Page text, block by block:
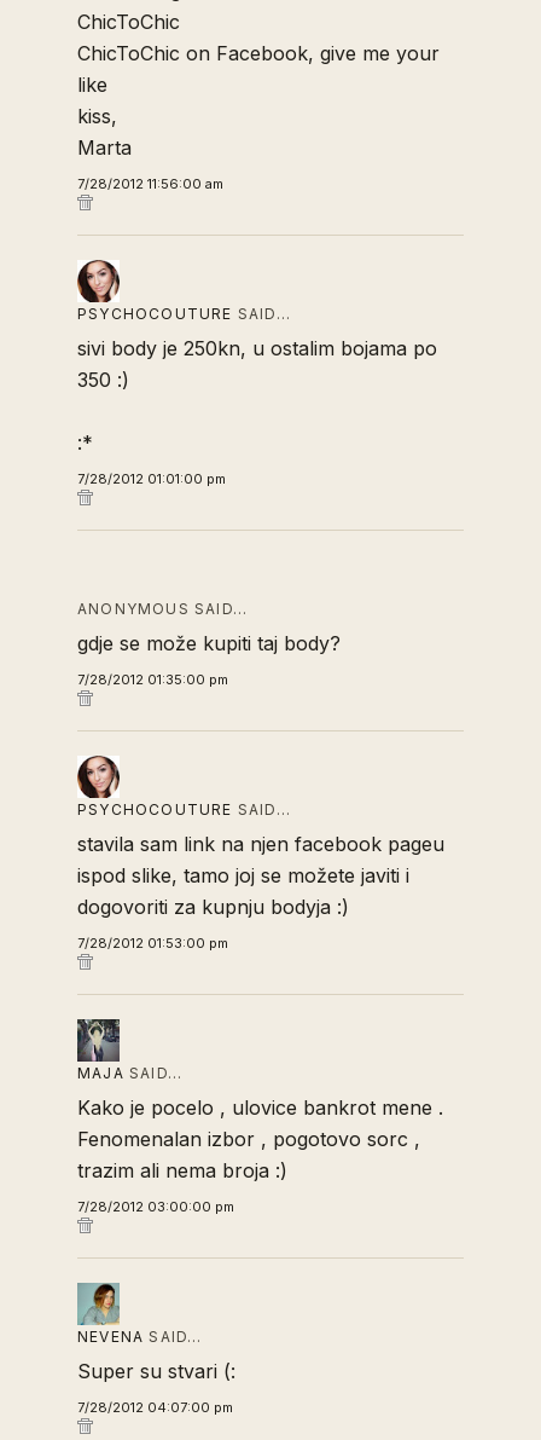
ChicToChic
ChicToChic on Facebook, give me your
like
kiss,
Marta
7/28/2012 11:56:00 am
PSYCHOCOUTURE SAID…
sivi body je 250kn, u ostalim bojama po
350 :)
:*
7/28/2012 01:01:00 pm
ANONYMOUS SAID…
gdje se može kupiti taj body?
7/28/2012 01:35:00 pm
PSYCHOCOUTURE SAID…
stavila sam link na njen facebook pageu
ispod slike, tamo joj se možete javiti i
dogovoriti za kupnju bodyja :)
7/28/2012 01:53:00 pm
MAJA SAID…
Kako je pocelo , ulovice bankrot mene .
Fenomenalan izbor , pogotovo sorc ,
trazim ali nema broja :)
7/28/2012 03:00:00 pm
NEVENA SAID…
Super su stvari (:
7/28/2012 04:07:00 pm